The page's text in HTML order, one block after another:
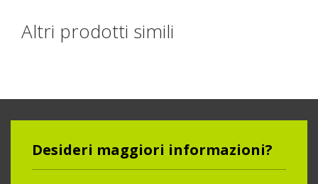
Altri prodotti simili
Desideri maggiori informazioni?